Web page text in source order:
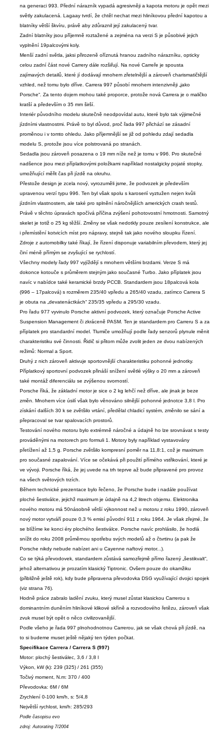
na generaci 993. Přední nárazník vypadá agresivněji a kapota motoru je opět mezi
světly zakulacená. Lagaay tvrdí, že chtěl nechat mezi hliníkovou přední kapotou a
blatníky větší škvíru, právě aby zdůraznil její zakulacený tvar.
Zadní blatníky jsou příjemně roztažené a zejména na verzi S je působivé jejich
vyplnění 19palcovými koly.
Menší zadní světla, jaksi přirozeně oříznutá hranou zadního nárazníku, opticky
celou zadní část nové Carrery dále rozšiřují. Na nové Carreře je spousta
zajímavých detailů, které jí dodávají mnohem zřetelnější a zároveň charismatičtější
vzhled, než tomu bylo dříve. Carrera 997 působí mnohem intenzivněji „jako
Porsche“. Za tento dojem mohou také proporce, protože nová Carrera je o maličko
kratší a především o 35 mm širší.
Interiér původního modelu skutečně neodpovídal autu, které bylo tak výjimečné
jízdními vlastnostmi. Právě to byl důvod, proč řada 997 přichází se zásadní
proměnou i v tomto ohledu. Jako příjemnější se již od pohledu zdají sedadla
modelu S, protože jsou více polstrovaná po stranách.
Sedadla jsou zároveň posazena o 19 mm níže než je tomu v 996. Pro skutečné
nadšence jsou mezi příplatkovými položkami například nostalgicky pojaté stopky,
umožňující měřit čas při jízdě na okruhu.
Přestože design je zcela nový, vyrozuměli jsme, že podvozek je především
upravenou verzí typu 996. Ten byl však spolu s karoserií vyztužen nejen kvůli
jízdním vlastnostem, ale také pro splnění náročnějších amerických crash testů.
Právě v těchto úpravách spočívá příčina zvýšení pohotovostní hmotnosti. Samotný
skelet je totiž o 25 kg těžší. Změny se však nedotkly pouze zesílení konstrukce, ale
i přemístění kotvicích míst pro nápravy, stejně tak jako nového sloupku řízení.
Zdroje z automobilky také říkají, že řízení disponuje variabilním převodem, který jej
činí méně přímým se zvyšující se rychlostí.
Všechny modely řady 997 vyjíždějí s mnohem většími brzdami. Verze S má
dokonce kotouče s průměrem stejným jako současné Turbo. Jako příplatek jsou
navíc v nabídce také keramické brzdy PCCB. Standardem jsou 18palcová kola
(996 – 17palcová) s rozměrem 235/40 vpředu a 265/40 vzadu, zatímco Carrera S
je obuta na „devatenáctkách“ 235/35 vpředu a 295/30 vzadu.
Pro řadu 977 vyvinulo Porsche aktivní podvozek, který označuje Porsche Active
Suspension Management či zkráceně PASM. Ten je standardem pro Carreru S a za
příplatek pro standardní model. Tlumiče umožňují podle řady senzorů plynule měnit
charakteristiku své činnosti. Řidič si přitom může zvolit jeden ze dvou nabízených
režimů: Normal a Sport.
Druhý z nich zároveň aktivuje sportovnější charakteristiku pohonné jednotky.
Příplatkový sportovní podvozek přináší snížení světlé výšky o 20 mm a zároveň
také montáž diferenciálu se zvýšenou svorností.
Porsche říká, že základní motor je sice o 2 kg lehčí než dříve, ale jinak je beze
změn. Mnohem více úsilí však bylo věnováno silnější pohonné jednotce 3,8 l. Pro
získání dalších 30 k se zvětšilo vrtání, předělal chladicí systém, změnilo se sání a
přepracoval se tvar spalovacích prostorů.
Testování nového motoru bylo extrémně náročné a údajně ho lze srovnávat s testy
prováděnými na motorech pro formuli 1. Motory byly například vystavovány
přetížení až 1,5 g. Porsche zvětšilo kompresní poměr na 11,8:1, což je maximum
pro současné zapalování. Více se očekává při použití přímého vstřikování, které je
ve vývoji. Porsche říká, že jej uvede na trh teprve až bude připravené pro provoz
na všech světových trzích.
Během technické prezentace bylo řečeno, že Porsche bude i nadále používat
ploché šestiválce, jejichž maximum je údajně na 4,2 litrech objemu. Elektronika
nového motoru má 50násobně větší výkonnost než u motoru z roku 1990, zároveň
nový motor vytváří pouze 0,3 % emisí původní 911 z roku 1964. Je však zřejmé, že
se blížíme ke konci éry plochého šestiválce. Porsche navíc prohlásilo, že hodlá
snížit do roku 2008 průměrnou spotřebu svých modelů až o čtvrtinu (a pak že
Porsche nikdy nebude nabízet ani u Cayenne naftový motor...).
Co se týká převodovek, standardem zůstává samozřejmě přímo řazený „šestikvalt“,
jehož alternativou je prozatím klasický Tiptronic. Ovšem pouze do okamžiku
(přibližně ještě rok), kdy bude připravena převodovka DSG využívající dvojici spojek
(viz strana 76).
Hodně práce zabralo ladění zvuku, který musel zůstat klasickou Carrerou s
dominantním duněním hliníkové klikové skříně a rozvodového řetězu, zároveň však
zvuk musel být opět o něco civilizovanější.
Podle všeho je řada 997 plnohodnotnou Carrerou, jak se však chová při jízdě, na
to si budeme muset ještě nějaký ten týden počkat.
Specifikace Carrera / Carrera S (997)
Motor: plochý šestiválec, 3,6 / 3,8 l
Výkon, kW (k): 239 (325) / 261 (355)
Točivý moment, N.m: 370 / 400
Převodovka: 6M / 6M
Zrychlení 0-100 km/h, s: 5/4,8
Největší rychlost, km/h: 285/293
Podle časopisu evo
zdroj: Autorating 7/2004